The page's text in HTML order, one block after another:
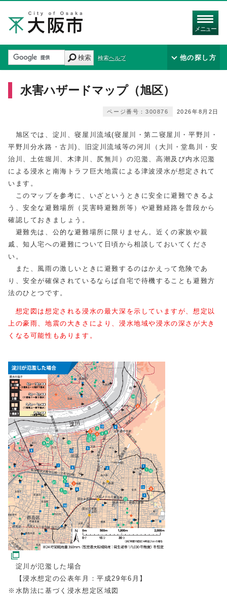
メニュー
検索 検索ヘルプ 他の探し方
水害ハザードマップ（旭区）
2026年8月2日
ページ番号：300876
旭区では、淀川、寝屋川流域(寝屋川・第二寝屋川・平野川・
平野川分水路・古川)、旧淀川流域等の河川（大川・堂島川・安
治川、土佐堀川、木津川、尻無川）の氾濫、高潮及び内水氾濫
による浸水と南海トラフ巨大地震による津波浸水が想定されて
います。
このマップを参考に、いざというときに安全に避難できるよ
う、安全な避難場所（災害時避難所等）や避難経路を普段から
確認しておきましょう。
避難先は、公的な避難場所に限りません。近くの家族や親
戚、知人宅への避難について日頃から相談しておいてくださ
い。
また、風雨の激しいときに避難するのはかえって危険であ
り、安全が確保されているならば自宅で待機することも避難方
法のひとつです。
想定図は想定される浸水の最大深を示していますが、想定以
上の豪雨、地震の大きさにより、浸水地域や浸水の深さが大き
くなる可能性もあります。
淀川が氾濫した場合
【浸水想定の公表年月：平成29年6月】
※水防法に基づく浸水想定区域図